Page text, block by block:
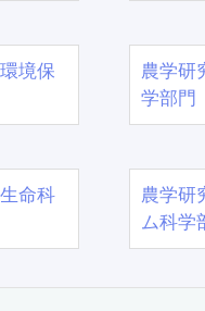
境保
農学
学部門
命科
農学
ム科学